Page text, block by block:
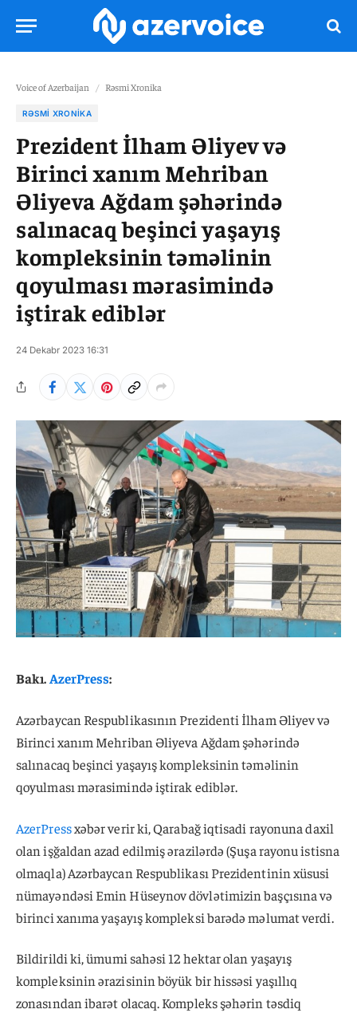
Voice of Azerbaijan / Rəsmi Xronika
RƏSMI XRONIKA
Prezident İlham Əliyev və
Birinci xanım Mehriban
Əliyeva Ağdam şəhərində
salınacaq beşinci yaşayış
kompleksinin təməlinin
qoyulması mərasimində
iştirak ediblər
24 Dekabr 2023 16:31
Bakı.AzerPress:
Azərbaycan Respublikasının Prezidenti İlham Əliyev və
Birinci xanım Mehriban Əliyeva Ağdam şəhərində
salınacaq beşinci yaşayış kompleksinin təməlinin
qoyulması mərasimində iştirak ediblər.
AzerPressxəbər verir ki, Qarabağ iqtisadi rayonuna daxil
olan işğaldan azad edilmiş ərazilərdə (Şuşa rayonu istisna
olmaqla) Azərbaycan Respublikası Prezidentinin xüsusi
nümayəndəsi Emin Hüseynov dövlətimizin başçısına və
birinci xanıma yaşayış kompleksi barədə məlumat verdi.
Bildirildi ki, ümumi sahəsi 12 hektar olan yaşayış
kompleksinin ərazisinin böyük bir hissəsi yaşıllıq
zonasından ibarət olacaq. Kompleks şəhərin təsdiq